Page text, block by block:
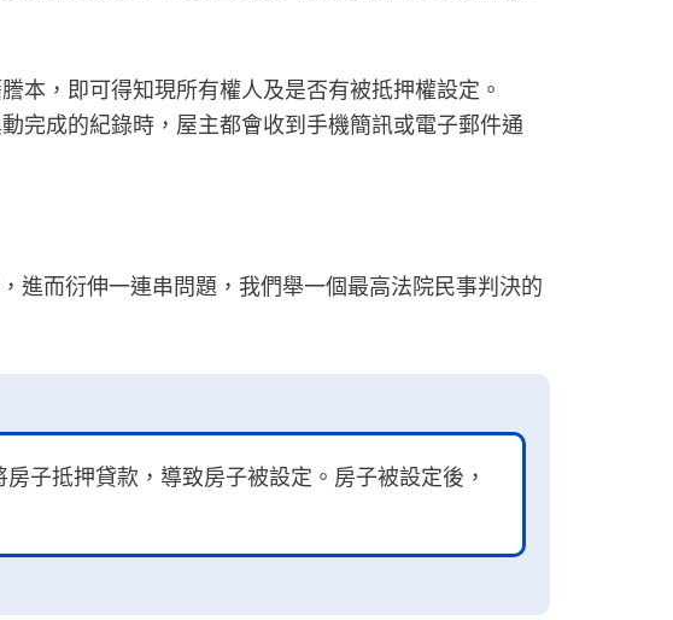
本，即可得知現所有權人及是否有被抵押權設定。
完成的紀錄時，屋主都會收到手機簡訊或電子郵件通
進而衍伸一連串問題，我們舉一個最高法院民事判決的
子抵押貸款，導致房子被設定。房子被設定後，